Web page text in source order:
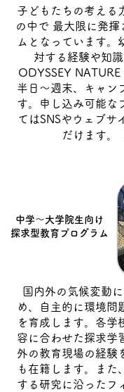
中学〜大学院生向け
探求型教育プログラム
子どもたちの考える
の中で 最大限に発揮
ムとなっています。
対する経験や知識
ODYSSEY
半日〜週末、キャン
す。申し込み可能な
てはSNSやウェブサ
だけます。
国内外の気候変動
め、自主的に環境問
を育成します。各学
容に合わせた探求学
外の教育現場の経験
も在籍します。また
する研究に沿ったフ